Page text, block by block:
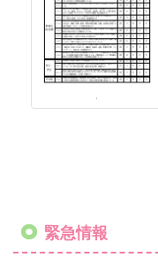
緊急情報